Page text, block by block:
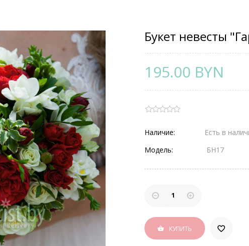
Букет невесты
195.00 BYN
Наличие:
Есть в
Модель:
БН17
КУПИТЬ